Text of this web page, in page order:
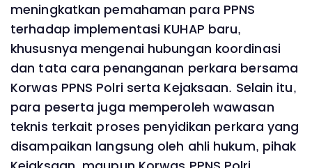
meningkatkan pemahaman para PPNS
terhadap implementasi KUHAP baru,
khususnya mengenai hubungan koordinasi
dan tata cara penanganan perkara bersama
Korwas PPNS Polri serta Kejaksaan. Selain itu,
para peserta juga memperoleh wawasan
teknis terkait proses penyidikan perkara yang
disampaikan langsung oleh ahli hukum, pihak